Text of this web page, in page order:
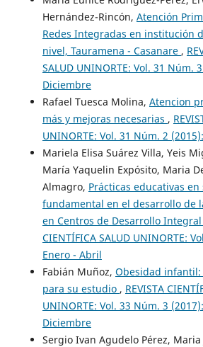
Hernández-Rincón, Atención
Redes Integradas en institución
nivel, Tauramena - Casanare ,
SALUD UNINORTE: Vol. 31 Núm.
Diciembre
Rafael Tuesca Molina, Atencion
más y mejoras necesarias ,
UNINORTE: Vol. 31 Núm. 2
Mariela Elisa Suárez Villa, Yeis
María Yaquelin Expósito, Maria
Almagro, Prácticas educativas en
fundamental en el desarrollo de
en Centros de Desarrollo Integral
CIENTÍFICA SALUD UNINORTE:
Enero - Abril
Fabián Muñoz, Obesidad
para su estudio , REVISTA
UNINORTE: Vol. 33 Núm. 3
Diciembre
Sergio Ivan Agudelo Pérez, Maria